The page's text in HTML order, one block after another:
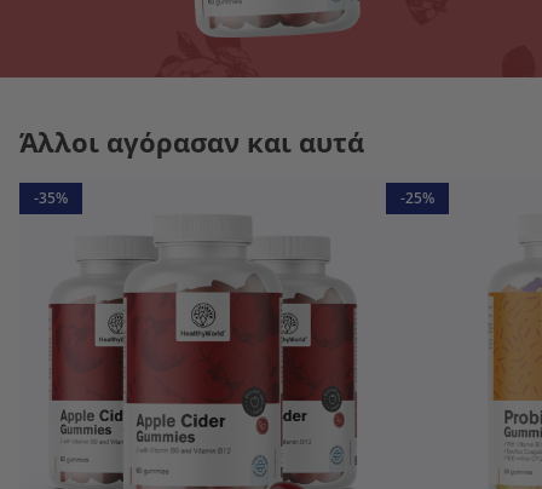
Άλλοι αγόρασαν και αυτά
-35% -25%